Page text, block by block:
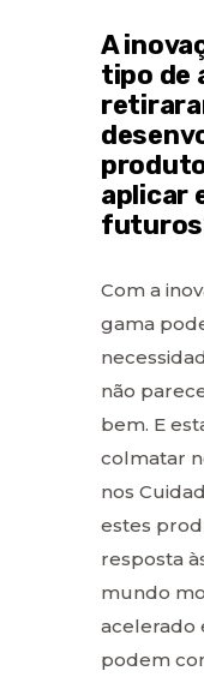
A
tipo de
aplicar
Com a
gama
não
bem. E
colmatar
nos
estes
resposta
mundo
acelerado
podem